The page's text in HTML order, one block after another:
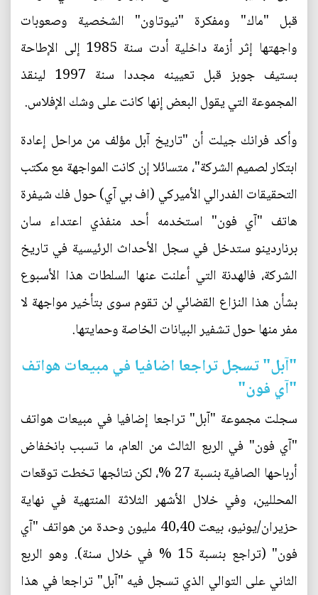
قبل "ماك" ومفكرة "نيوتاون" الشخصية وصعوبات
واجهتها إثر أزمة داخلية أدت سنة 1985 إلى الإطاحة
بستيف جوبز قبل تعيينه مجددا سنة 1997 لينقذ
المجموعة التي يقول البعض إنها كانت على وشك الإفلاس.
وأكد فرانك جيلت أن "تاريخ آبل مؤلف من مراحل إعادة
ابتكار لصميم الشركة"، متسائلا إن كانت المواجهة مع مكتب
التحقيقات الفدرالي الأميركي (اف بي آي) حول فك شيفرة
هاتف "آي فون" استخدمه أحد منفذي اعتداء سان
برناردينو ستدخل في سجل الأحداث الرئيسية في تاريخ
الشركة، فالهدنة التي أعلنت عنها السلطات هذا الأسبوع
بشأن هذا النزاع القضائي لن تقوم سوى بتأخير مواجهة لا
مفر منها حول تشفير البيانات الخاصة وحمايتها.
"آبل" تسجل تراجعا اضافيا في مبيعات هواتف
"آي فون"
سجلت مجموعة "آبل" تراجعا إضافيا في مبيعات هواتف
"آي فون" في الربع الثالث من العام، ما تسبب بانخفاض
أرباحها الصافية بنسبة 27 %، لكن نتائجها تخطت توقعات
المحللين، وفي خلال الأشهر الثلاثة المنتهية في نهاية
حزيران/يونيو، بيعت 40,40 مليون وحدة من هواتف "آي
فون" (تراجع بنسبة 15 % في خلال سنة). وهو الربع
الثاني على التوالي الذي تسجل فيه "آبل" تراجعا في هذا